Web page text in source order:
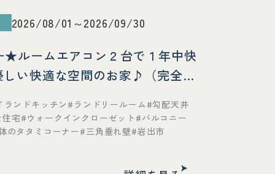
2026/08/01～2026/09/30
ルームエアコン２台で１年中快
い快適な空間のお家♪（完全予
ランドキッチン ランドリールーム
勾配天井
宅
ウォークインクローゼット
バルコニー
のタタミコーナー
三角垂れ壁 岩出市